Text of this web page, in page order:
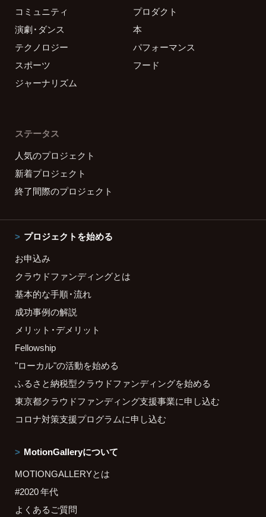
コミュニティ
プロダクト
演劇・ダンス
本
テクノロジー
パフォーマンス
スポーツ
フード
ジャーナリズム
ステータス
人気のプロジェクト
新着プロジェクト
終了間際のプロジェクト
プロジェクトを始める
お申込み
クラウドファンディングとは
基本的な手順・流れ
成功事例の解説
メリット・デメリット
Fellowship
"ローカル"の活動を始める
ふるさと納税型クラウドファンディングを始める
東京都クラウドファンディング支援事業に申し込む
コロナ対策支援プログラムに申し込む
MotionGalleryについて
MOTIONGALLERYとは
#2020 年代
よくあるご質問